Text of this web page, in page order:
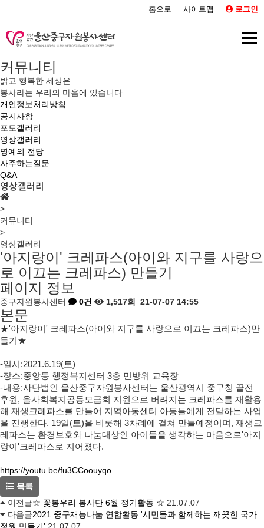
홈으로 사이트맵 로그인
커뮤니티
밝고 행복한 세상은
봉사라는 우리의 마음에 있습니다.
개인정보처리방침
공지사항
포토갤러리
영상갤러리
명예의 전당
자주하는질문
Q&A
영상갤러리
>
커뮤니티
>
영상갤러리
'아지랑이' 크레파스(아이와 지구를 사랑으
로 이끄는 크레파스) 만들기
페이지 정보
중구자원봉사센터 0건 1,517회 21-07-07 14:55
본문
★'아지랑이' 크레파스(아이와 지구를 사랑으로 이끄는 크레파스)만
들기★
-일시:2021.6.19(토)
-장소:중앙동 행정복지센터 3층 민방위 교육장
-내용:사단법인 울산중구자원봉사센터는 울산광역시 중구청 끝전
후원, 울사회복지공동모금회 지원으로 버려지는 크레파스를 재활용
해 재생크레파스를 만들어 지역아동센터 아동들에게 전달하는 사업
을 진행한다. 19일(토)을 비롯해 3차례에 걸쳐 만들예정이며, 재생크
레파스는 환경보호와 나눔대상인 아이들을 생각하는 마음으로'아지
랑이'크레파스로 지어졌다.
https://youtu.be/fu3CCoouyqo
목록
이전글☆ 꽃봉우리 봉사단 6월 정기활동 ☆ 21.07.07
다음글2021 중구재능나눔 연합활동 '시민들과 함께하는 깨끗한 국가